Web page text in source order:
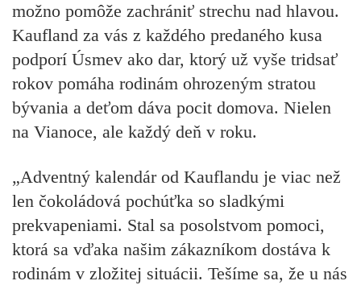
možno pomôže zachrániť strechu nad hlavou.
Kaufland za vás z každého predaného kusa
podporí Úsmev ako dar, ktorý už vyše tridsať
rokov pomáha rodinám ohrozeným stratou
bývania a deťom dáva pocit domova. Nielen
na Vianoce, ale každý deň v roku.
„Adventný kalendár od Kauflandu je viac než
len čokoládová pochúťka so sladkými
prekvapeniami. Stal sa posolstvom pomoci,
ktorá sa vďaka našim zákazníkom dostáva k
rodinám v zložitej situácii. Tešíme sa, že u nás